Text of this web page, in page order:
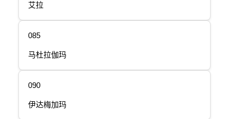
艾拉
085
马杜拉伽玛
090
伊达梅加玛